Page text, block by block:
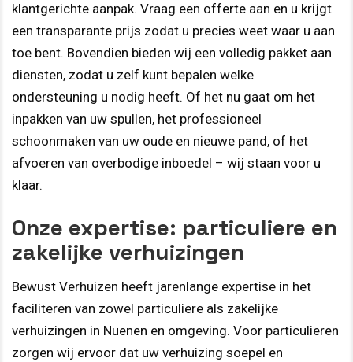
klantgerichte aanpak. Vraag een offerte aan en u krijgt
een transparante prijs zodat u precies weet waar u aan
toe bent. Bovendien bieden wij een volledig pakket aan
diensten, zodat u zelf kunt bepalen welke
ondersteuning u nodig heeft. Of het nu gaat om het
inpakken van uw spullen, het professioneel
schoonmaken van uw oude en nieuwe pand, of het
afvoeren van overbodige inboedel – wij staan voor u
klaar.
Onze expertise: particuliere en
zakelijke verhuizingen
Bewust Verhuizen heeft jarenlange expertise in het
faciliteren van zowel particuliere als zakelijke
verhuizingen in Nuenen en omgeving. Voor particulieren
zorgen wij ervoor dat uw verhuizing soepel en